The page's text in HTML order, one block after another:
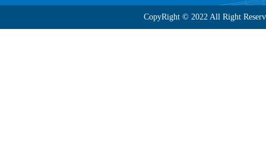
CopyRight © 2022 All Right